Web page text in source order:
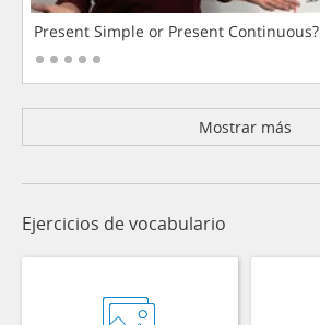
Present Simple or Present Continuous?
Mostrar más
Ejercicios de vocabulario